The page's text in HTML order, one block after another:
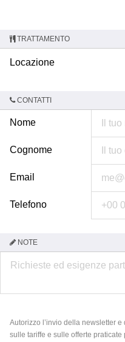
TRATTAMENTO
Locazione
CONTATTI
Nome
Cognome
Email
Telefono
NOTE
Autorizzo l’invio della newsletter
sulle tariffe e sulle offerte praticate